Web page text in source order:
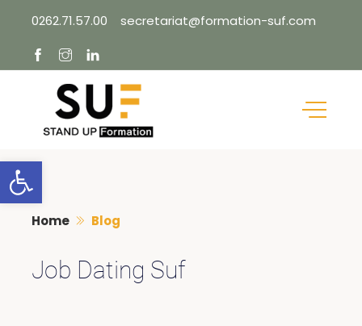
Ouvrir la barre d’outils
content
0262.71.57.00 secretariat@formation-suf.com
Home Blog
Job Dating Suf